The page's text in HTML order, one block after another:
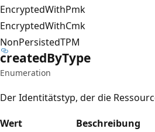
EncryptedWithPmk
EncryptedWithCmk
NonPersistedTPM
createdByType
Enumeration
Der Identitätstyp, der die
Wert
Beschreibung